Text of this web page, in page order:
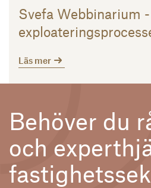
Svefa Webbinarium
Läs mer
Behöver du
och